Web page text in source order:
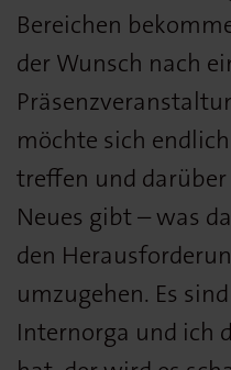
Bereichen
der Wunsch nach
möchte sich
treffen und
Neues gibt – was
den
umzugehen. Es
Internorga und ich